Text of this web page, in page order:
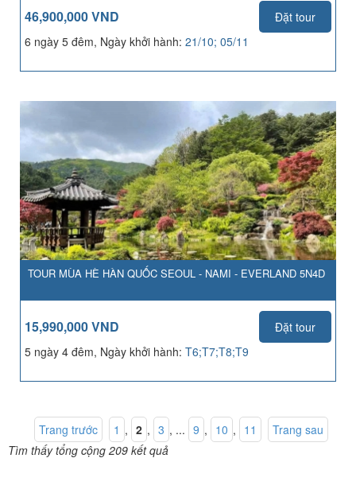
46,900,000 VND
Đặt tour
6 ngày 5 đêm, Ngày khởi hành: 21/10; 05/11
TOUR MÙA HÈ HÀN QUỐC SEOUL - NAMI - EVERLAND 5N4D
15,990,000 VND
Đặt tour
5 ngày 4 đêm, Ngày khởi hành: T6;T7;T8;T9
Trang trước 1 , 2 , 3 , ... 9 , 10 , 11
Trang sau
Tìm thấy tổng cộng 209 kết quả